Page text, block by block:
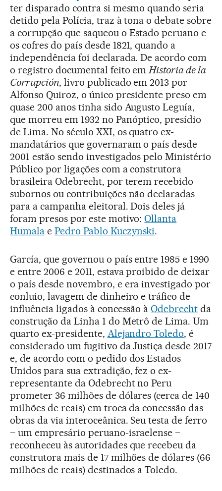
ter disparado contra si mesmo quando seria
detido pela Polícia, traz à tona o debate sobre
a corrupção que saqueou o Estado peruano e
os cofres do país desde 1821, quando a
independência foi declarada. De acordo com
o registro documental feito emHistoria de la
Corrupción, livro publicado em 2013 por
Alfonso Quiroz, o único presidente preso em
quase 200 anos tinha sido Augusto Leguía,
que morreu em 1932 no Panóptico, presídio
de Lima. No século XXI, os quatro ex-
mandatários que governaram o país desde
2001 estão sendo investigados pelo Ministério
Público por ligações com a construtora
brasileira Odebrecht, por terem recebido
subornos ou contribuições não declaradas
para a campanha eleitoral. Dois deles já
foram presos por este motivo: Ollanta
Humalae Pedro Pablo Kuczynski.
García, que governou o país entre 1985 e 1990
e entre 2006 e 2011, estava proibido de deixar
o país desde novembro, e era investigado por
conluio, lavagem de dinheiro e tráfico de
influência ligados à concessão à Odebrecht da
construção da Linha 1 do Metrô de Lima. Um
quarto ex-presidente, Alejandro Toledo, é
considerado um fugitivo da Justiça desde 2017
e, de acordo com o pedido dos Estados
Unidos para sua extradição, fez o ex-
representante da Odebrecht no Peru
prometer 36 milhões de dólares (cerca de 140
milhões de reais) em troca da concessão das
obras da via interoceânica. Seu testa de ferro
– um empresário peruano-israelense –
reconheceu às autoridades que recebeu da
construtora mais de 17 milhões de dólares (66
milhões de reais) destinados a Toledo.